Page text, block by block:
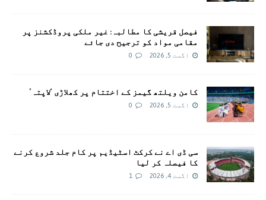
فیصل قریشی کا مطالبہ: غیر ملکی پروڈکشنز پر
مقامی مواد کو ترجیح دی جائے
اگست 5, 2026 0
کامن ویلتھ گیمز کے اختتام پر کھلاڑی ‘لاپتہ’
اگست 5, 2026 0
سی ڈی اے نے کرکٹ اسٹیڈیم پر کام جلد شروع کرنے
کا فیصلہ کر لیا
اگست 4, 2026 1